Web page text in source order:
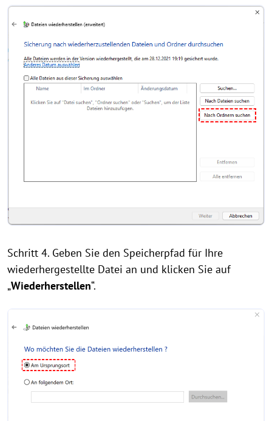
Schritt 4. Geben Sie den Speicherpfad für Ihre
wiederhergestellte Datei an und klicken Sie auf
„Wiederherstellen“.